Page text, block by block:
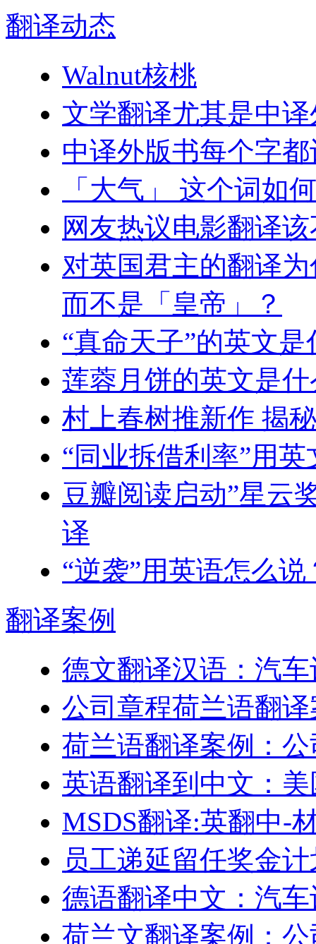
翻译动态
Walnut核桃
文学翻译尤其是中
中译外版书每个字
「大气」 这个词如
网友热议电影翻译
对英国君主的翻译
而不是「皇帝」？
“真命天子”的英文是
莲蓉月饼的英文是什
村上春树推新作 揭
“同业拆借利率”用
豆瓣阅读启动”星云
译
“逆袭”用英语怎么说
翻译案例
德文翻译汉语：汽
公司章程荷兰语翻
荷兰语翻译案例：
英语翻译到中文：
MSDS翻译:英翻中-
员工递延留任奖金计
德语翻译中文：汽
荷兰文翻译案例：